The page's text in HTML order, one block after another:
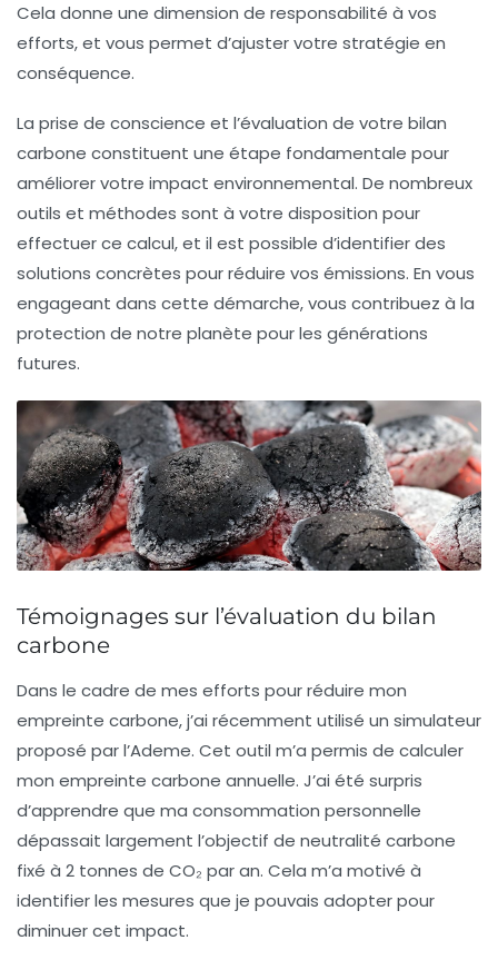
Cela donne une dimension de responsabilité à vos
efforts, et vous permet d’ajuster votre stratégie en
conséquence.
La prise de conscience et l’évaluation de votre bilan
carbone constituent une étape fondamentale pour
améliorer votre impact environnemental. De nombreux
outils et méthodes sont à votre disposition pour
effectuer ce calcul, et il est possible d’identifier des
solutions concrètes pour réduire vos émissions. En vous
engageant dans cette démarche, vous contribuez à la
protection de notre planète pour les générations
futures.
Témoignages sur l’évaluation du bilan
carbone
Dans le cadre de mes efforts pour réduire mon
empreinte carbone, j’ai récemment utilisé un simulateur
proposé par l’Ademe. Cet outil m’a permis de calculer
mon empreinte carbone annuelle. J’ai été surpris
d’apprendre que ma consommation personnelle
dépassait largement l’objectif de neutralité carbone
fixé à 2 tonnes de CO₂ par an. Cela m’a motivé à
identifier les mesures que je pouvais adopter pour
diminuer cet impact.